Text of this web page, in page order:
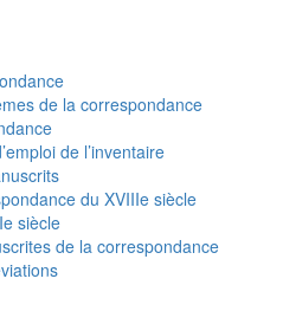
de la correspondance
de l’inventaire
du XVIIIe siècle
siècle
de la correspondance